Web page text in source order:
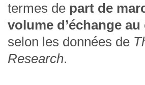
termes de part de
volume d’échange
selon les données de
Research.